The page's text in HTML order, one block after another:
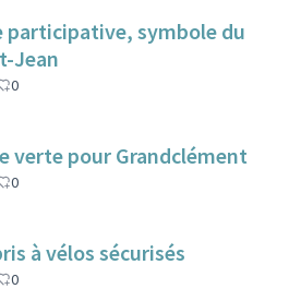
participative, symbole du
Jean
0
verte pour Grandclément
0
à vélos sécurisés
0